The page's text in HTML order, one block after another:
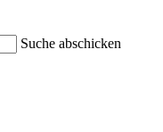
Suche abschicken